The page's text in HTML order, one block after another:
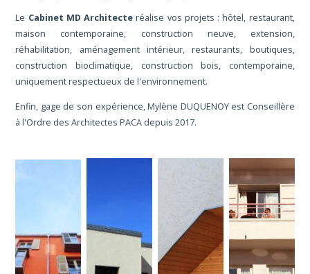
Le Cabinet MD Architecte réalise vos projets : hôtel, restaurant,
maison contemporaine, construction neuve, extension,
réhabilitation, aménagement intérieur, restaurants, boutiques,
construction bioclimatique, construction bois, contemporaine,
uniquement respectueux de l'environnement.
Enfin, gage de son expérience, Mylène DUQUENOY est Conseillère
à l'Ordre des Architectes PACA depuis 2017.